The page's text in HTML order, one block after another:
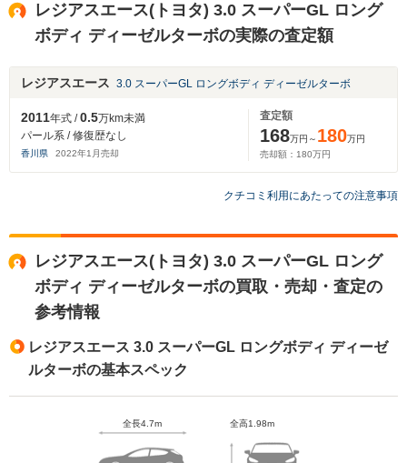
レジアスエース(トヨタ) 3.0 スーパーGL ロング
ボディ ディーゼルターボの実際の査定額
レジアスエース 3.0 スーパーGL ロングボディ ディーゼルターボ
2011年式 /0.5万km未満
パール系 / 修復歴なし
香川県 2022年1 月売却
査定額
168万円～ 180万円
売却額： 180万円
クチコミ利用にあたっての注意事項
レジアスエース(トヨタ) 3.0 スーパーGL ロング
ボディ ディーゼルターボの買取・売却・査定の
参考情報
レジアスエース 3.0 スーパーGL ロングボディ ディーゼ
ルターボの基本スペック
全長4.7m 全高1.98m